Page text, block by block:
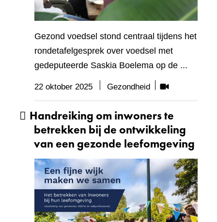
Gezond voedsel stond centraal tijdens het
rondetafelgesprek over voedsel met
gedeputeerde Saskia Boelema op de ...
22 oktober 2025 GezondheidBevat
visueel
element:
Video
Handreiking om inwoners te
betrekken bij de ontwikkeling
van een gezonde leefomgeving